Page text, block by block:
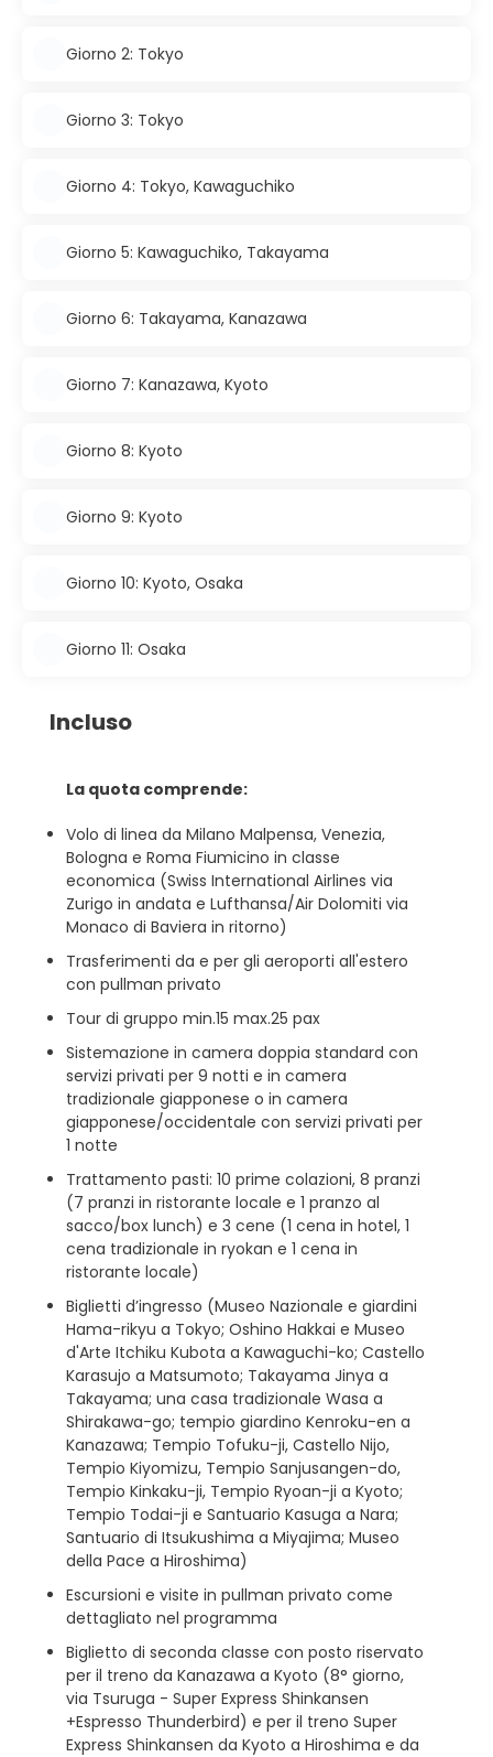
Giorno 2: Tokyo
Giorno 3: Tokyo
Giorno 4: Tokyo, Kawaguchiko
Giorno 5: Kawaguchiko, Takayama
Giorno 6: Takayama, Kanazawa
Giorno 7: Kanazawa, Kyoto
Giorno 8: Kyoto
Giorno 9: Kyoto
Giorno 10: Kyoto, Osaka
Giorno 11: Osaka
Incluso
La quota comprende:
Volo di linea da Milano Malpensa, Venezia,
Bologna e Roma Fiumicino in classe
economica (Swiss International Airlines via
Zurigo in andata e Lufthansa/Air Dolomiti via
Monaco di Baviera in ritorno)
Trasferimenti da e per gli aeroporti all'estero
con pullman privato
Tour di gruppo min.15 max.25 pax
Sistemazione in camera doppia standard con
servizi privati per 9 notti e in camera
tradizionale giapponese o in camera
giapponese/occidentale con servizi privati per
1 notte
Trattamento pasti: 10 prime colazioni, 8 pranzi
(7 pranzi in ristorante locale e 1 pranzo al
sacco/box lunch) e 3 cene (1 cena in hotel, 1
cena tradizionale in ryokan e 1 cena in
ristorante locale)
Biglietti d’ingresso (Museo Nazionale e giardini
Hama-rikyu a Tokyo; Oshino Hakkai e Museo
d'Arte Itchiku Kubota a Kawaguchi-ko; Castello
Karasujo a Matsumoto; Takayama Jinya a
Takayama; una casa tradizionale Wasa a
Shirakawa-go; tempio giardino Kenroku-en a
Kanazawa; Tempio Tofuku-ji, Castello Nijo,
Tempio Kiyomizu, Tempio Sanjusangen-do,
Tempio Kinkaku-ji, Tempio Ryoan-ji a Kyoto;
Tempio Todai-ji e Santuario Kasuga a Nara;
Santuario di Itsukushima a Miyajima; Museo
della Pace a Hiroshima)
Escursioni e visite in pullman privato come
dettagliato nel programma
Biglietto di seconda classe con posto riservato
per il treno da Kanazawa a Kyoto (8° giorno,
via Tsuruga - Super Express Shinkansen
+Espresso Thunderbird) e per il treno Super
Express Shinkansen da Kyoto a Hiroshima e da